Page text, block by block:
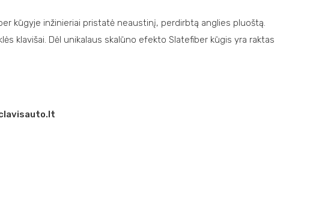
kūgyje inžinieriai pristatė neaustinį, perdirbtą anglies pluoštą.
klavišai. Dėl unikalaus skalūno efekto Slatefiber kūgis yra raktas